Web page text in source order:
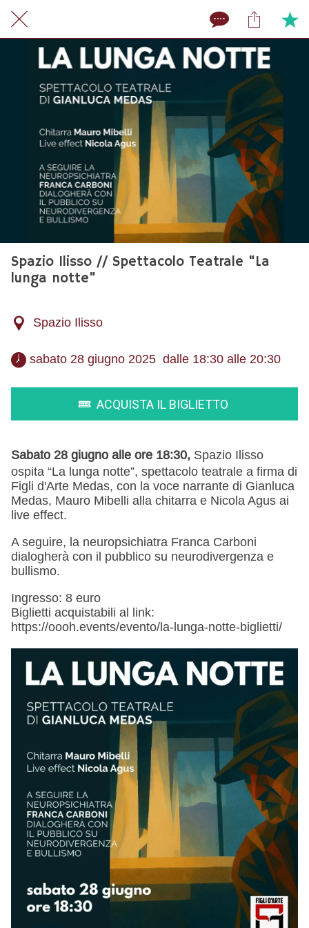
Spazio Ilisso // Spettacolo Teatrale "La
lunga notte"
Spazio Ilisso
sabato 28 giugno 2025  dalle 18:30 alle 20:30
ACQUISTA IL BIGLIETTO
Sabato 28 giugno alle ore 18:30, Spazio Ilisso
ospita “La lunga notte”, spettacolo teatrale a firma di
Figli d'Arte Medas, con la voce narrante di Gianluca
Medas, Mauro Mibelli alla chitarra e Nicola Agus ai
live effect.
A seguire, la neuropsichiatra Franca Carboni
dialogherà con il pubblico su neurodivergenza e
bullismo.
Ingresso: 8 euro
Biglietti acquistabili al link:
https://oooh.events/evento/la-lunga-notte-biglietti/